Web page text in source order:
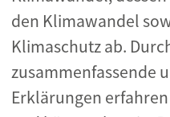
den Klimawandel
Klimaschutz ab.
zusammenfassende
Erklärungen